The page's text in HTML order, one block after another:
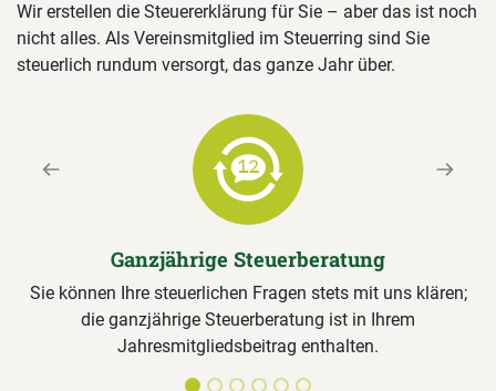
Wir erstellen die Steuererklärung für Sie – aber das ist noch
nicht alles. Als Vereinsmitglied im Steuerring sind Sie
steuerlich rundum versorgt, das ganze Jahr über.
Ganzjährige Steuerberatung
Sie können Ihre steuerlichen Fragen stets mit uns klären;
die ganzjährige Steuerberatung ist in Ihrem
Jahresmitgliedsbeitrag enthalten.
Previous Next